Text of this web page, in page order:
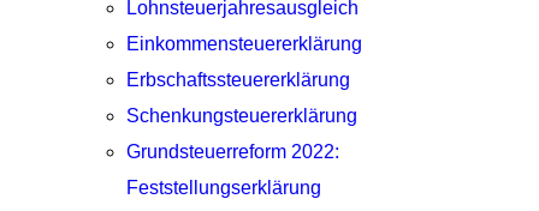
Lohnsteuerjahresausgleich
Einkommensteuererklärung
Erbschaftssteuererklärung
Schenkungsteuererklärung
Grundsteuerreform 2022:
Feststellungserklärung